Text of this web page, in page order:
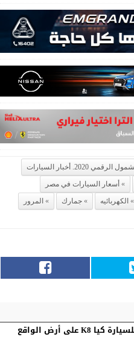
أسعار السيارات في مصر
الكهربائيه جمارك
المرور
الظهور الأول للسيارة كيا K8 على أرض الواقع